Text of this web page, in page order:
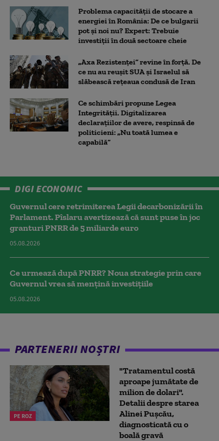
Problema capacității de stocare a
energiei în România: De ce bulgarii
pot și noi nu? Expert: Trebuie
investiții în două sectoare cheie
„Axa Rezistenței” revine în forță. De
ce nu au reușit SUA și Israelul să
slăbească rețeaua condusă de Iran
Ce schimbări propune Legea
Integrității. Digitalizarea
declarațiilor de avere, respinsă de
politicieni: „Nu toată lumea e
capabilă”
DIGI ECONOMIC
Guvernul cere retrimiterea Legii decarbonizării în
Parlament. Pîslaru avertizează că sunt puse în joc
granturi PNRR de 5 miliarde euro
05.08.2026
Ce urmează după PNRR? Noua strategie prin care
Guvernul vrea să mențină investițiile
05.08.2026
PARTENERII NOȘTRI
PE ROZ
"Tratamentul costă
aproape jumătate de
milion de dolari".
Detalii despre starea
Alinei Pușcău,
diagnosticată cu o
boală gravă